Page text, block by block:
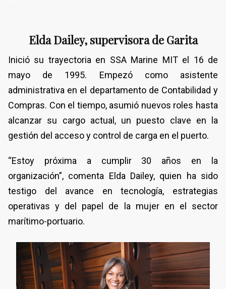
Elda Dailey, supervisora de Garita
Inició su trayectoria en SSA Marine MIT el 16 de
mayo de 1995. Empezó como asistente
administrativa en el departamento de Contabilidad y
Compras. Con el tiempo, asumió nuevos roles hasta
alcanzar su cargo actual, un puesto clave en la
gestión del acceso y control de carga en el puerto.
“Estoy próxima a cumplir 30 años en la
organización”, comenta Elda Dailey, quien ha sido
testigo del avance en tecnología, estrategias
operativas y del papel de la mujer en el sector
marítimo-portuario.